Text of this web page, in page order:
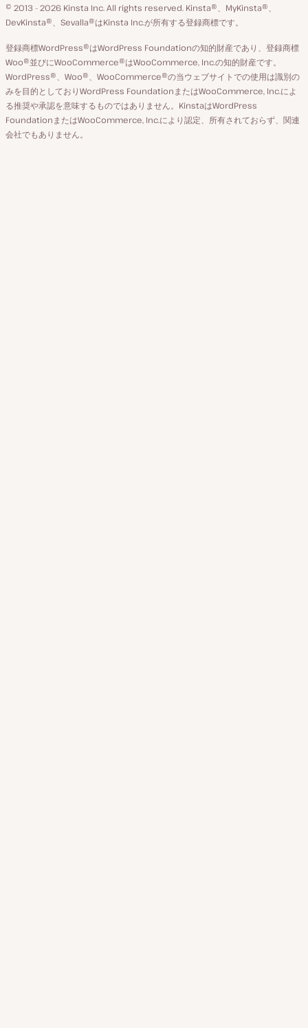
GitHub
X
ア
カ
ウ
ン
ト
YouTube
Facebook
LinkedIn
ペ
ー
ジ
の
り
替
え
© 2013 - 2026 Kinsta Inc. All rights reserved. Kinsta®、MyKinsta®、
DevKinsta®、Sevalla®はKinsta Inc.が所有する登録商標です。
登録商標WordPress®はWordPress Foundationの知的財産であり、登録商標
Woo®並びにWooCommerce®はWooCommerce, Inc.の知的財産です。
WordPress®、Woo®、WooCommerce®の当ウェブサイトでの使用は識別の
みを目的としておりWordPress FoundationまたはWooCommerce, Inc.によ
る推奨や承認を意味するものではありません。KinstaはWordPress
FoundationまたはWooCommerce, Inc.により認定、所有されておらず、関連
会社でもありません。